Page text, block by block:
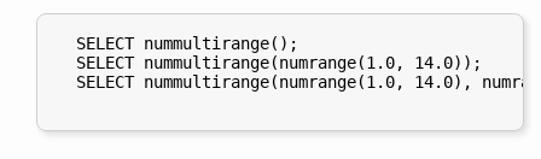
  SELECT nummultirange();
  SELECT nummultirange(numrange(1.0, 14.0));
SELECT nummultirange(numrange(1.0, 14.0),